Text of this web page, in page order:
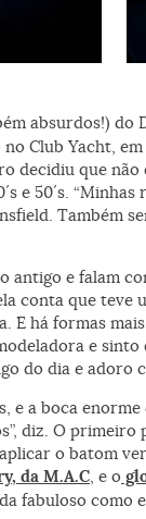
absurdos!) do
Club Yacht,
decidiu que
e 50´s.
Também
antigo e falam
conta que teve
há formas
e
do dia e adoro
e a boca
diz. O primeiro
o batom
da M.A.C, e o
fabuloso como